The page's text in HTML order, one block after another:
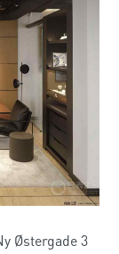
Østergade 3